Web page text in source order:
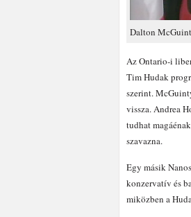
Dalton
Az Ontario-i
Tim Hudak
szerint.
vissza. Andrea
tudhat
szavazna.
Egy másik
konzervatív és
miközben a